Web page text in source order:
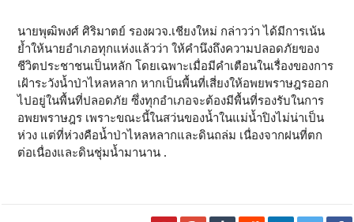
นายพุฒิพงศ์ ศิริมาตย์ รองผวจ.เชียงใหม่ กล่าวว่า ได้มีการเน้น
ย้ำให้นายอำเภอทุกแห่งแล้วว่า ให้คำนึงถึงความปลอดภัยของ
ชีวิตประชาชนเป็นหลัก โดยเฉพาะเมื่อมีคำเตือนในเรื่องของการ
เฝ้าระวังน้ำป่าไหลหลาก หากเป็นพื้นที่เสี่ยงให้อพยพราษฎรออก
ไปอยู่ในพื้นที่ปลอดภัย ซึ่งทุกอำเภอจะต้องมีพื้นที่รองรับในการ
อพยพราษฎร เพราะขณะนี้ในสว่นของน้ำในแม่น้ำปิงไม่น่าเป็น
ห่วง แต่ที่ห่วงคือน้ำป่าไหลหลากและดินถล่ม เนื่องจากฝนที่ตก
ต่อเนื่องและดินชุ่มน้ำมานาน .